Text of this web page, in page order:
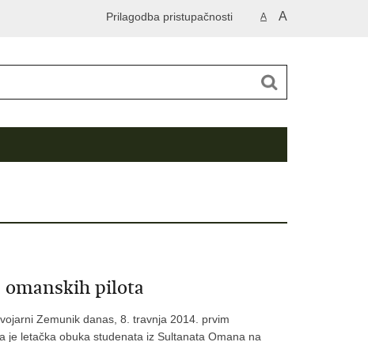
A A
Prilagodba pristupačnosti
omanskih pilota
Zemunik danas, 8. travnja 2014. prvim
je letačka obuka studenata iz Sultanata Omana na